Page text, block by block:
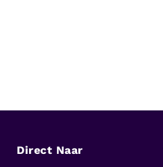
Direct Naar